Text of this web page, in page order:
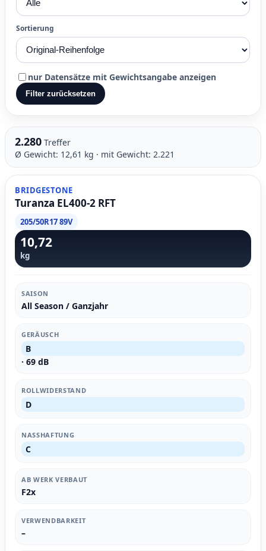
Sortierung
nur Datensätze mit Gewichtsangabe anzeigen
Filter zurücksetzen
2.280 Treffer
Ø Gewicht: 12,61 kg · mit Gewicht: 2.221
BRIDGESTONE
Turanza EL400-2 RFT
205/50R17 89V
10,72
kg
SAISON
All Season / Ganzjahr
GERÄUSCH
B
· 69 dB
ROLLWIDERSTAND
D
NASSHAFTUNG
C
AB WERK VERBAUT
F2x
VERWENDBARKEIT
–